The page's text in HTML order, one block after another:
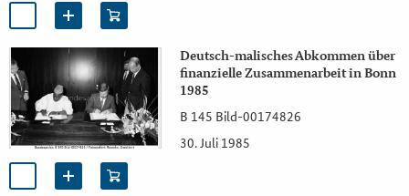
Deutsch-malisches Abkommen über
finanzielle Zusammenarbeit in Bonn
1985
B 145 Bild-00174826
30. Juli 1985